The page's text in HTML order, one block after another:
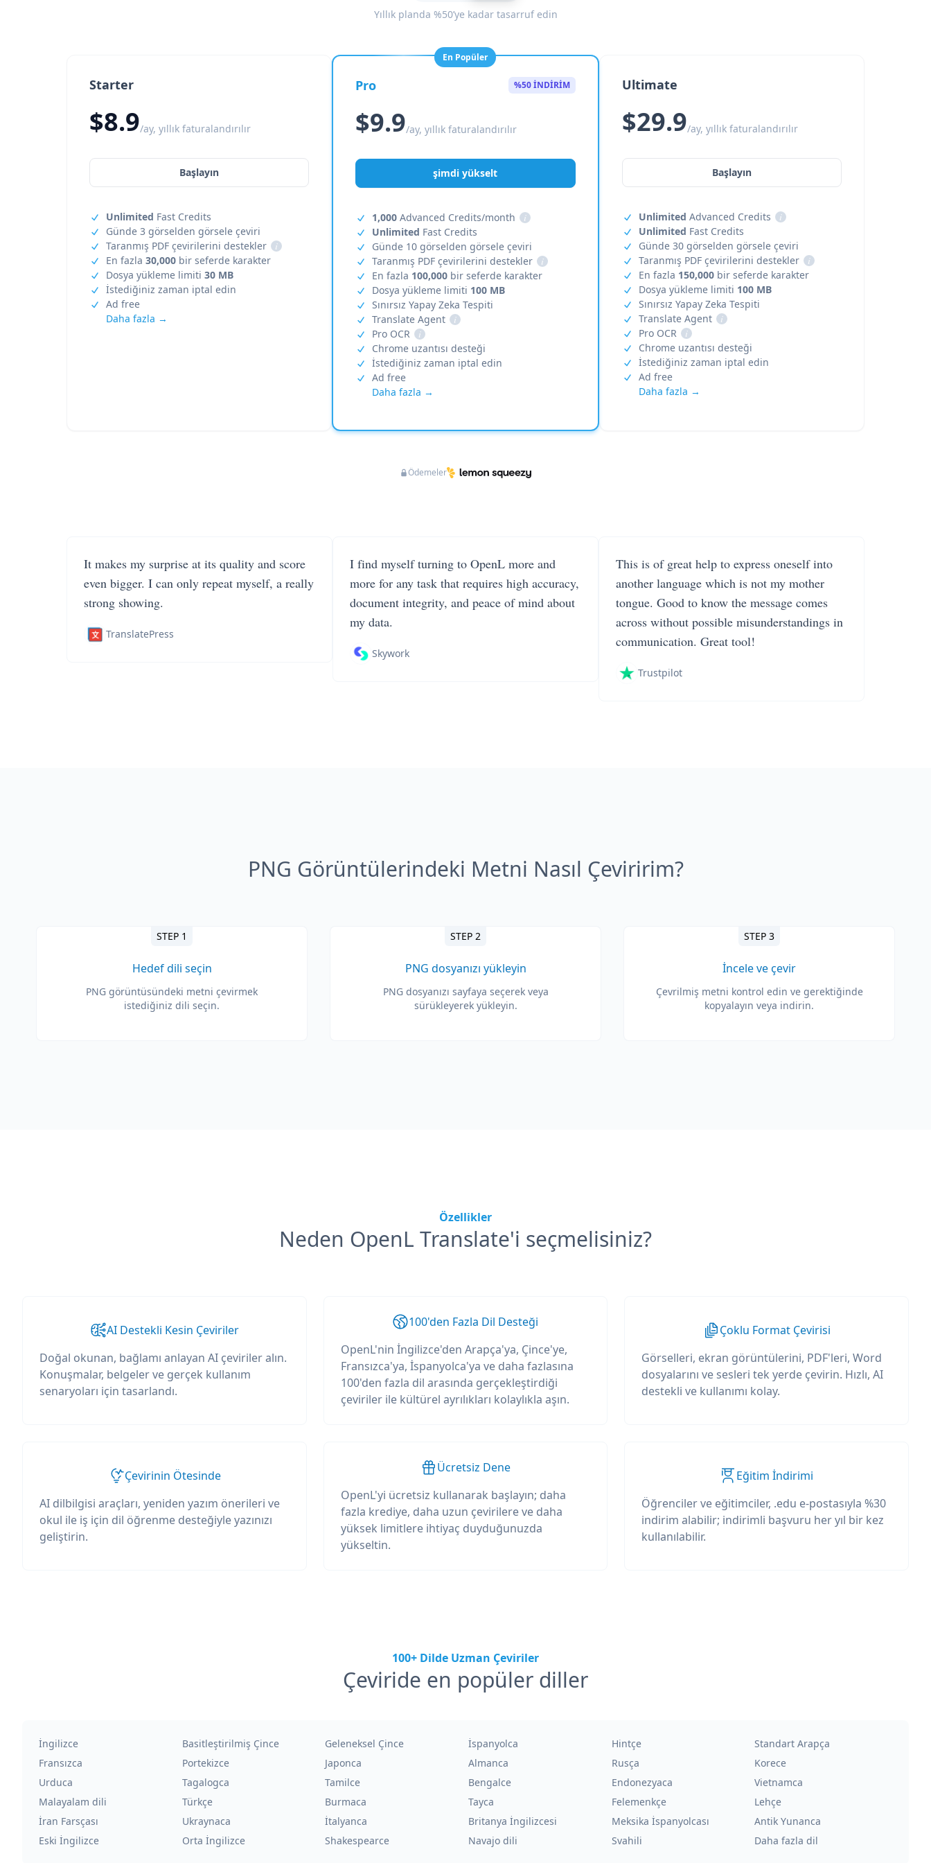
Yıllık planda %50’ye kadar tasarruf edin
Starter
$8.9/ay, yıllık faturalandırılır
Başlayın
Unlimited Fast Credits
Günde 3 görselden görsele çeviri
Taranmış PDF çevirilerini destekler
i
En fazla 30,000 bir seferde karakter
Dosya yükleme limiti 30 MB
İstediğiniz zaman iptal edin
Ad free
Daha fazla →
En Popüler
Pro %50 İNDİRİM
$9.9/ay, yıllık faturalandırılır
şimdi yükselt
1,000 Advanced Credits/month
i
Unlimited Fast Credits
Günde 10 görselden görsele çeviri
Taranmış PDF çevirilerini destekler
i
En fazla 100,000 bir seferde karakter
Dosya yükleme limiti 100 MB
Sınırsız Yapay Zeka Tespiti
Translate Agent
i
Pro OCR
i
Chrome uzantısı desteği
İstediğiniz zaman iptal edin
Ad free
Daha fazla →
Ultimate
$29.9/ay, yıllık faturalandırılır
Başlayın
Unlimited Advanced Credits
i
Unlimited Fast Credits
Günde 30 görselden görsele çeviri
Taranmış PDF çevirilerini destekler
i
En fazla 150,000bir seferde karakter
Dosya yükleme limiti 100 MB
Sınırsız Yapay Zeka Tespiti
Translate Agent
i
Pro OCR
i
Chrome uzantısı desteği
İstediğiniz zaman iptal edin
Ad free
Daha fazla →
Ödemeler
It makes my surprise at its quality and score
even bigger. I can only repeat myself, a really
strong showing.
TranslatePress
I find myself turning to OpenL more and
more for any task that requires high accuracy,
document integrity, and peace of mind about
my data.
Skywork
This is of great help to express oneself into
another language which is not my mother
tongue. Good to know the message comes
across without possible misunderstandings in
communication. Great tool!
Trustpilot
PNG Görüntülerindeki Metni Nasıl Çeviririm?
STEP 1
Hedef dili seçin
PNG görüntüsündeki metni çevirmek
istediğiniz dili seçin.
STEP 2
PNG dosyanızı yükleyin
PNG dosyanızı sayfaya seçerek veya
sürükleyerek yükleyin.
STEP 3
İncele ve çevir
Çevrilmiş metni kontrol edin ve gerektiğinde
kopyalayın veya indirin.
Özellikler
Neden OpenL Translate'i seçmelisiniz?
AI Destekli Kesin Çeviriler
Doğal okunan, bağlamı anlayan AI çeviriler alın.
Konuşmalar, belgeler ve gerçek kullanım
senaryoları için tasarlandı.
100'den Fazla Dil Desteği
OpenL'nin İngilizce'den Arapça'ya, Çince'ye,
Fransızca'ya, İspanyolca'ya ve daha fazlasına
100'den fazla dil arasında gerçekleştirdiği
çeviriler ile kültürel ayrılıkları kolaylıkla aşın.
Çoklu Format Çevirisi
Görselleri, ekran görüntülerini, PDF'leri, Word
dosyalarını ve sesleri tek yerde çevirin. Hızlı, AI
destekli ve kullanımı kolay.
Çevirinin Ötesinde
AI dilbilgisi araçları, yeniden yazım önerileri ve
okul ile iş için dil öğrenme desteğiyle yazınızı
geliştirin.
Ücretsiz Dene
OpenL'yi ücretsiz kullanarak başlayın; daha
fazla krediye, daha uzun çevirilere ve daha
yüksek limitlere ihtiyaç duyduğunuzda
yükseltin.
Eğitim İndirimi
Öğrenciler ve eğitimciler, .edu e-postasıyla %30
indirim alabilir; indirimli başvuru her yıl bir kez
kullanılabilir.
100+ Dilde Uzman Çeviriler
Çeviride en popüler diller
İngilizce Basitleştirilmiş Çince Geleneksel Çince İspanyolca Hintçe
Standart Arapça
Fransızca
Portekizce Japonca Almanca Rusça
Korece
Urduca
Tagalogca Tamilce Bengalce Endonezyaca
Vietnamca
Malayalam dili
Türkçe Burmaca Tayca Felemenkçe
Lehçe
İran Farsçası
Ukraynaca İtalyanca Britanya İngilizcesi Meksika İspanyolcası
Antik Yunanca
Eski İngilizce
Orta İngilizce Shakespearce Navajo dili Svahili Daha fazla dil